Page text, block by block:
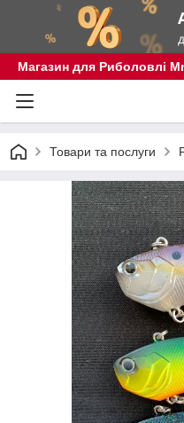
Магазин для Риболовлі
Товари та послуги